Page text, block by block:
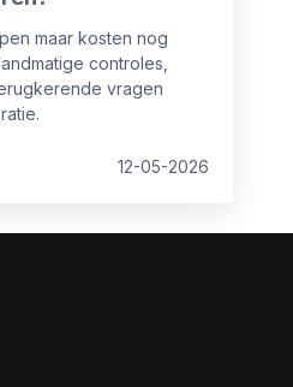
maar kosten nog
controles,
vragen
12-05-2026